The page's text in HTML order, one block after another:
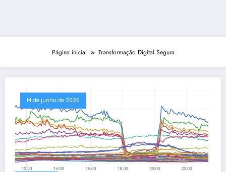
Página inicial Transformação Digital Segura
14 de junho de 2025